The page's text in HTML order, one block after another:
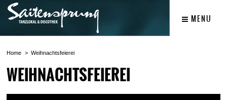
MENU
Home Weihnachtsfeierei
WEIHNACHTSFEIEREI